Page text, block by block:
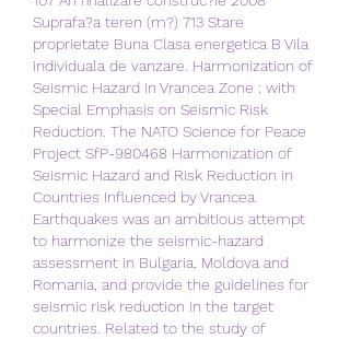
Suprafa?a teren (m?) 713 Stare
proprietate Buna Clasa energetica B Vila
individuala de vanzare. Harmonization of
Seismic Hazard in Vrancea Zone : with
Special Emphasis on Seismic Risk
Reduction. The NATO Science for Peace
Project SfP-980468 Harmonization of
Seismic Hazard and Risk Reduction in
Countries Influenced by Vrancea
Earthquakes was an ambitious attempt
to harmonize the seismic-hazard
assessment in Bulgaria, Moldova and
Romania, and provide the guidelines for
seismic risk reduction in the target
countries. Related to the study of